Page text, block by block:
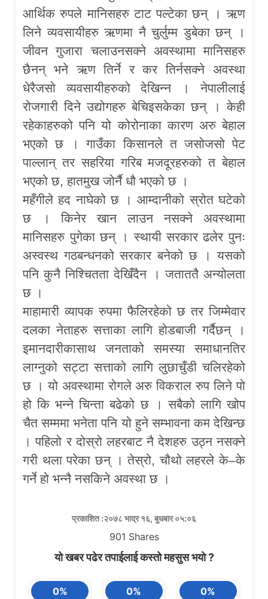
आर्थिक रुपले मानिसहरु टाट पल्टेका छन् । ऋण
लिने व्यवसायीहरु ऋणमा नै चुर्लुम्म डुबेका छन् ।
जीवन गुजारा चलाउनसक्ने अवस्थामा मानिसहरु
छैनन् भने ऋण तिर्ने र कर तिर्नसक्ने अवस्था
धेरैजसो व्यवसायीहरुको देखिन्न । नेपालीलाई
रोजगारी दिने उद्योगहरु बेचिइसकेका छन् । केही
रहेकाहरुको पनि यो कोरोनाका कारण अरु बेहाल
भएको छ । गाउँका किसानले त जसोजसो पेट
पाल्लान् तर सहरिया गरिब मजदूरहरुको त बेहाल
भएको छ, हातमुख जोर्नै धौ भएको छ ।
महँगीले हद नाघेको छ । आम्दानीको स्रोत घटेको
छ । किनेर खान लाउन नसक्ने अवस्थामा
मानिसहरु पुगेका छन् । स्थायी सरकार ढलेर पुनः
अस्वस्थ गठबन्धनको सरकार बनेको छ । यसको
पनि कुनै निश्चितता देखिँदैन । जताततै अन्योलता
छ ।
माहामारी व्यापक रुपमा फैलिरहेको छ तर जिम्मेवार
दलका नेताहरु सत्ताका लागि होडबाजी गर्दैछन् ।
इमानदारीकासाथ जनताको समस्या समाधानतिर
लाग्नुको सट्टा सत्ताको लागि लुछाचुँडी चलिरहेको
छ । यो अवस्थामा रोगले अरु विकराल रुप लिने पो
हो कि भन्ने चिन्ता बढेको छ । सबैको लागि खोप
चैत सम्ममा भनेता पनि यो हुने सम्भावना कम देखिन्छ
। पहिलो र दोस्रो लहरबाट नै देशहरु उठ्न नसक्ने
गरी थला परेका छन् । तेस्रो, चौथो लहरले के–के
गर्ने हो भन्नै नसकिने अवस्था छ ।
प्रकाशित :२०७८ भाद्र १६, बुधबार ०५:०६
901 Shares
यो खबर पढेर तपाईलाई कस्तो महसुस भयो ?
0% 0% 0%